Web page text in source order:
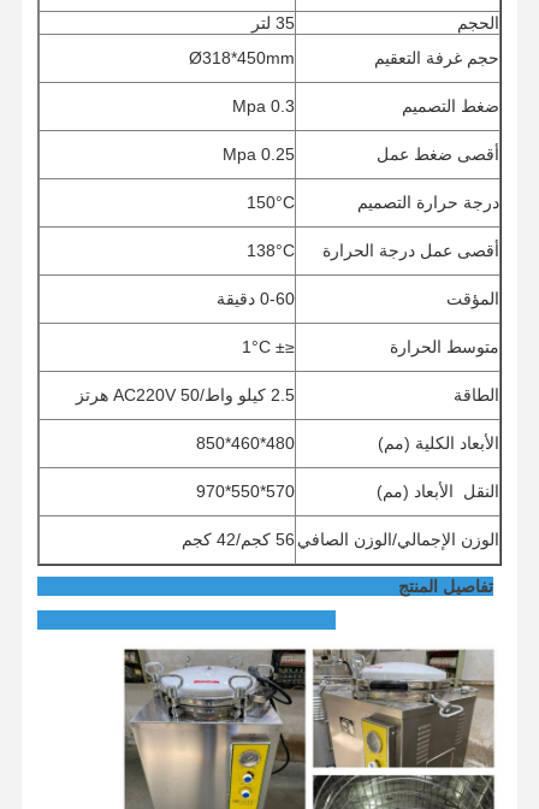
الصفحة
الرئيسية
المنتجات فيديوهات حولنا
الحجم
35 لتر
حجم غرفة التعقيم
Ø318*450mm
ضغط التصميم 0.3
Mpa
أقصى ضغط عمل 0.25
Mpa
درجة حرارة التصميم 150°C
أقصى عمل درجة الحرارة 138°C
المؤقت 0-60 دقيقة
متوسط الحرارة ≤± 1°C
الطاقة 2.5 كيلو واط/AC220V 50 هرتز
الأبعاد الكلية (مم) 480*460*850
النقل الأبعاد (مم) 570*550*970
الوزن الإجمالي/الوزن الصافي 56 كجم/42 كجم
تفاصيل المنتج